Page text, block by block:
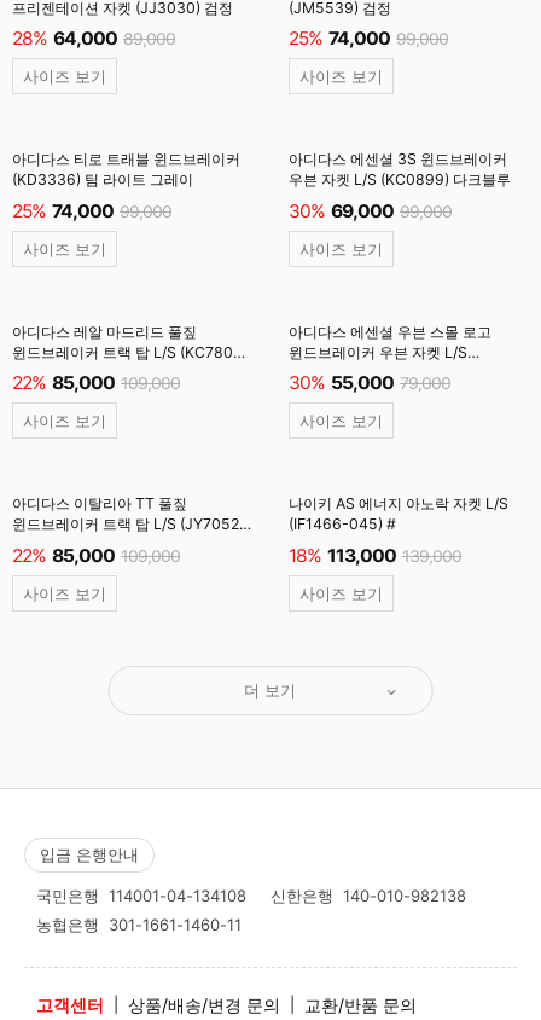
프리젠테이션 자켓 (JJ3030) 검정
28% 64,000 89,000
사이즈 보기
(JM5539) 검정
25% 74,000 99,000
사이즈 보기
아디다스 티로 트래블 윈드브레이커
(KD3336) 팀 라이트 그레이
25% 74,000 99,000
사이즈 보기
아디다스 에센셜 3S 윈드브레이커
우븐 자켓 L/S (KC0899) 다크블루
30% 69,000 99,000
사이즈 보기
아디다스 레알 마드리드 풀짚
윈드브레이커 트랙 탑 L/S (KC7805)
검정
22% 85,000 109,000
사이즈 보기
아디다스 에센셜 우븐 스몰 로고
윈드브레이커 우븐 자켓 L/S
(KB6076) 원더카고
30% 55,000 79,000
사이즈 보기
아디다스 이탈리아 TT 풀짚
윈드브레이커 트랙 탑 L/S (JY7052)
빅토리블루
22% 85,000 109,000
사이즈 보기
나이키 AS 에너지 아노락 자켓 L/S
(IF1466-045) #
18% 113,000 139,000
사이즈 보기
더 보기
입금 은행안내
국민은행 114001-04-134108 신한은행 140-010-982138
농협은행 301-1661-1460-11
고객센터 상품/배송/변경 문의 교환/반품 문의